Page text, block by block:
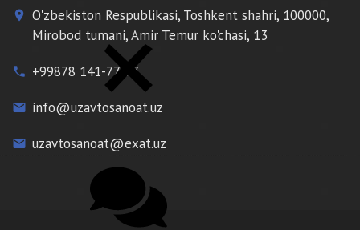
place O'zbekiston Respublikasi, Toshkent shahri, 100000,
Mirobod tumani, Amir Temur ko'chasi, 13
phone +99878 141-77-77
email info@uzavtosanoat.uz
email uzavtosanoat@exat.uz